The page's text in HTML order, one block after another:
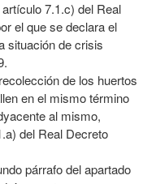
7.1.c) del Real
el que se declara el
situación de crisis
de los huertos
en el mismo término
al mismo,
del Real Decreto
párrafo del apartado